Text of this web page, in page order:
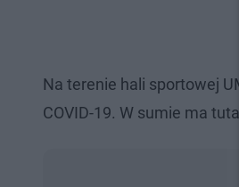
Na terenie hali sportowej
COVID-19. W sumie ma